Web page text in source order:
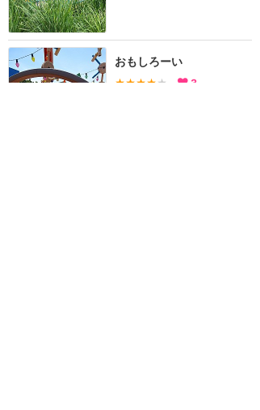
おもしろーい
★★★★ ★ 3